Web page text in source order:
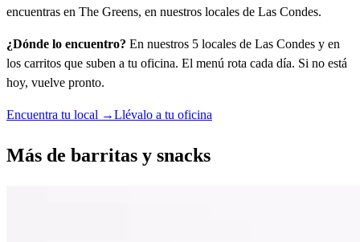
encuentras en The Greens, en nuestros locales de Las Condes.
¿Dónde lo encuentro? En nuestros 5 locales de Las Condes y en
los carritos que suben a tu oficina. El menú rota cada día. Si no está
hoy, vuelve pronto.
Encuentra tu local →Llévalo a tu oficina
Más de barritas y snacks